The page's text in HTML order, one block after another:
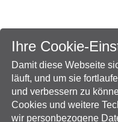
Ihre Cookie-
Damit diese Webseite
läuft, und um sie
und verbessern zu
Cookies und weitere
wir personbezogene